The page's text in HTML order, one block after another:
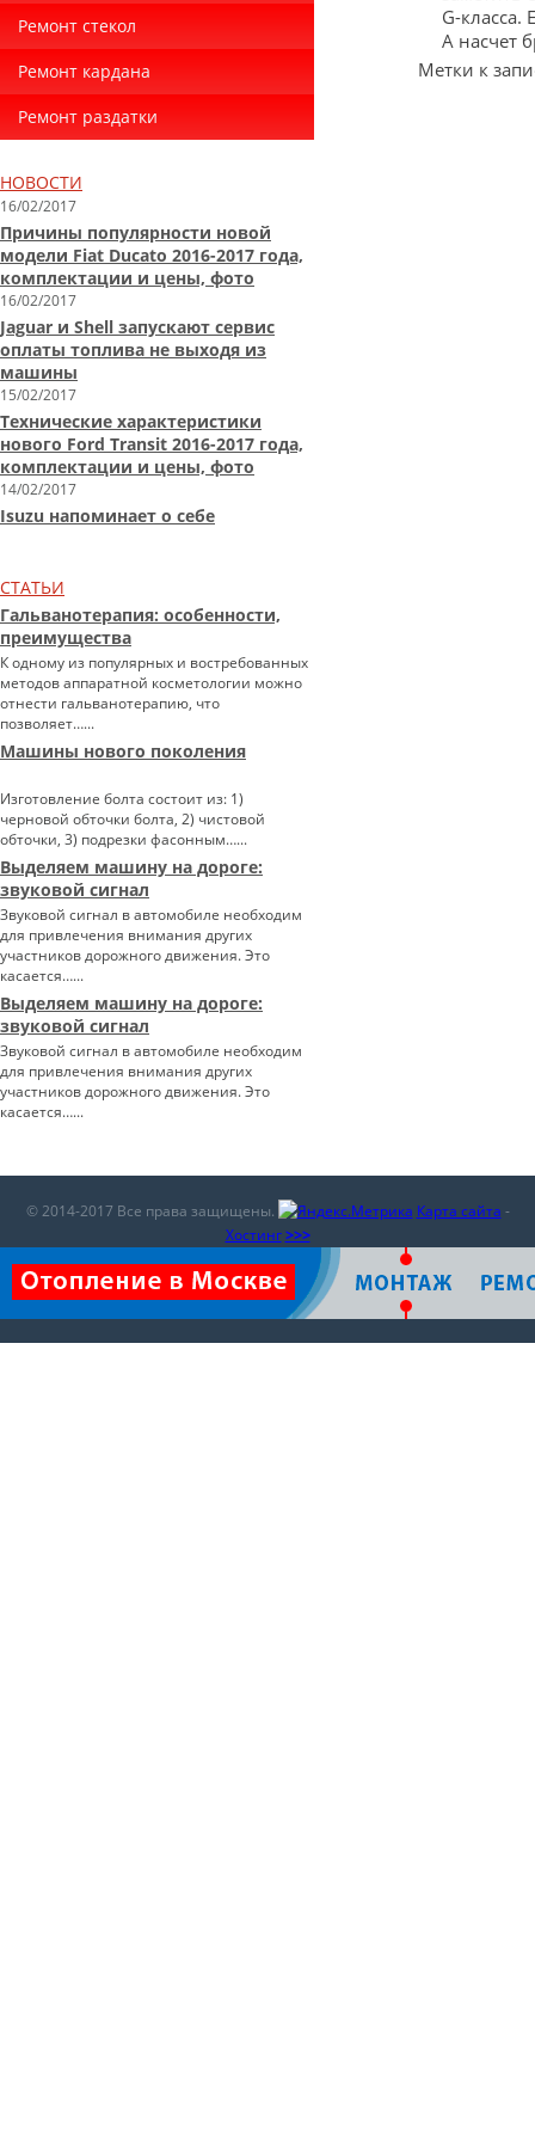
Ремонт стекол
Ремонт кардана
Ремонт раздатки
НОВОСТИ
16/02/2017
Причины популярности новой
модели Fiat Ducato 2016-2017 года,
комплектации и цены, фото
16/02/2017
Jaguar и Shell запускают сервис
оплаты топлива не выходя из
машины
15/02/2017
Технические характеристики
нового Ford Transit 2016-2017 года,
комплектации и цены, фото
14/02/2017
Isuzu напоминает о себе
СТАТЬИ
Гальванотерапия: особенности,
преимущества
К одному из популярных и востребованных
методов аппаратной косметологии можно
отнести гальванотерапию, что
позволяет…...
Машины нового поколения
Изготовление болта состоит из: 1)
черновой обточки болта, 2) чистовой
обточки, 3) подрезки фасонным…...
Выделяем машину на дороге:
звуковой сигнал
Звуковой сигнал в автомобиле необходим
для привлечения внимания других
участников дорожного движения. Это
касается…...
Выделяем машину на дороге:
звуковой сигнал
Звуковой сигнал в автомобиле необходим
для привлечения внимания других
участников дорожного движения. Это
касается…...
G-
А насчет
Метки к
© 2014-2017 Все права защищены. Карта сайта -
Хостинг >>>